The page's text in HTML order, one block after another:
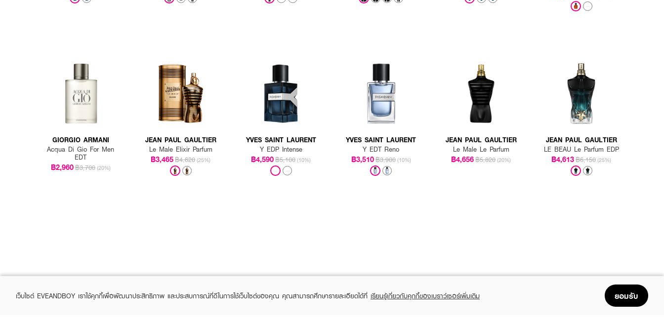
GIORGIO ARMANI
Acqua Di Gio For Men
EDT
฿2,960฿3,700 (20%)
JEAN PAUL GAULTIER
Le Male Elixir Parfum
฿3,465฿4,620 (25%)
YVES SAINT LAURENT
Y EDP Intense
฿4,590฿5,100 (10%)
YVES SAINT LAURENT
Y EDT Reno
฿3,510฿3,900 (10%)
JEAN PAUL GAULTIER
Le Male Le Parfum
฿4,656฿5,820 (20%)
JEAN PAUL GAULTIER
LE BEAU Le Parfum EDP
฿4,613฿6,150 (25%)
เว็บไซต์ EVEANDBOY เราใช้คุกกี้เพื่อพัฒนาประสิทธิภาพ และประสบการณ์ที่ดีในการใช้เว็บไซต์ของคุณ คุณสามารถศึกษารายละเอียดได้ที่ เรียนรู้เกี่ยวกับคุกกี้ของเบราว์เซอร์เพิ่มเติม ยอมรับ